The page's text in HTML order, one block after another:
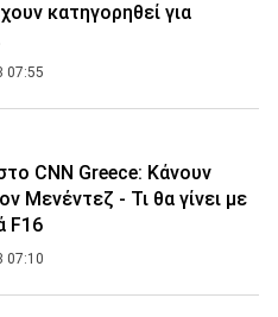
κατηγορηθεί για
07:55
CNN Greece: Κάνουν
Μενέντεζ - Τι θα γίνει με
F16
07:10